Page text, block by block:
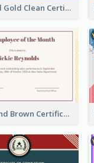
Navy And Gold Clean Certificate
Yellow And Brown Certificate Of Recommendation